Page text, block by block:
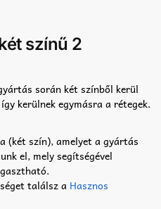
színű 2
során két színből kerül
kerülnek egymásra a rétegek.
(két szín), amelyet a gyártás
el, mely segítségével
találsz a Hasznos